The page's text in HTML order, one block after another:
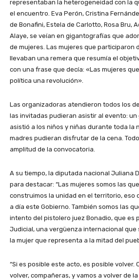
representaban la heterogeneidad con la
el encuentro. Eva Perón, Cristina
de Bonafini, Estela de Carlotto, Rosa Bru,
Alaye, se veían en gigantografías que
de mujeres. Las mujeres que participaron
llevaban una remera que resumía el
con una frase que decía: «Las mujeres
política una revolución».
Las organizadoras atendieron todos los
las invitadas pudieran asistir al evento: un
asistió a los niños y niñas durante toda la
madres pudieran disfrutar de la cena.
amplitud de la convocatoria.
A su tiempo, la diputada nacional Juliana
para destacar: “Las mujeres somos las
construimos la unidad en el territorio, eso
a día este Gobierno. También somos las
intento del pistolero juez Bonadio, que es
Judicial, una vergüenza internacional que
la mujer que representa a la mitad del
“Si es posible este acto, es posible volver.
volver, compañeras, y vamos a volver de